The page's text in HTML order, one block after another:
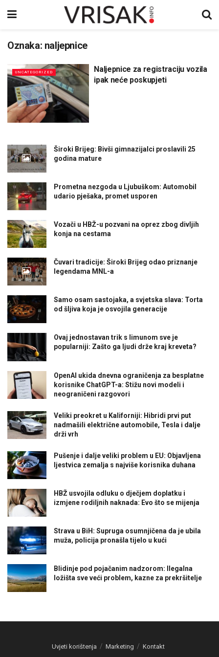
Oznaka: naljepnice
UNCATEGORIZED
Naljepnice za registraciju vozila
ipak neće poskupjeti
Široki Brijeg: Bivši gimnazijalci proslavili 25
godina mature
Prometna nezgoda u Ljubuškom: Automobil
udario pješaka, promet usporen
Vozači u HBŽ-u pozvani na oprez zbog divljih
konja na cestama
Čuvari tradicije: Široki Brijeg odao priznanje
legendama MNL-a
Samo osam sastojaka, a svjetska slava: Torta
od šljiva koja je osvojila generacije
Ovaj jednostavan trik s limunom sve je
popularniji: Zašto ga ljudi drže kraj kreveta?
OpenAI ukida dnevna ograničenja za besplatne
korisnike ChatGPT-a: Stižu novi modeli i
neograničeni razgovori
Veliki preokret u Kaliforniji: Hibridi prvi put
nadmašili električne automobile, Tesla i dalje
drži vrh
Pušenje i dalje veliki problem u EU: Objavljena
ljestvica zemalja s najviše korisnika duhana
HBŽ usvojila odluku o dječjem doplatku i
izmjene rodiljnih naknada: Evo što se mijenja
Strava u BiH: Supruga osumnjičena da je ubila
muža, policija pronašla tijelo u kući
Blidinje pod pojačanim nadzorom: Ilegalna
ložišta sve veći problem, kazne za prekršitelje
Uvjeti korištenja Marketing Kontakt